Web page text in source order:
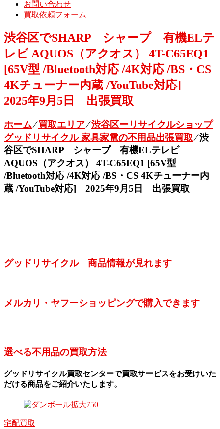
お問い合わせ
買取依頼フォーム
渋谷区でSHARP シャープ 有機ELテ
レビ AQUOS（アクオス） 4T-C65EQ1
[65V型 /Bluetooth対応 /4K対応 /BS・CS
4Kチューナー内蔵 /YouTube対応]
2025年9月5日 出張買取
ホーム⁄買取エリア⁄渋谷区ーリサイクルショップ
グッドリサイクル 家具家電の不用品出張買取⁄渋
谷区でSHARP シャープ 有機ELテレビ
AQUOS（アクオス） 4T-C65EQ1 [65V型
/Bluetooth対応 /4K対応 /BS・CS 4Kチューナー内
蔵 /YouTube対応] 2025年9月5日 出張買取
グッドリサイクル 商品情報が見れます
メルカリ・ヤフーショッピングで購入できます
選べる不用品の買取方法
グッドリサイクル買取センターで買取サービスをお受けいた
だける商品をご紹介いたします。
宅配買取